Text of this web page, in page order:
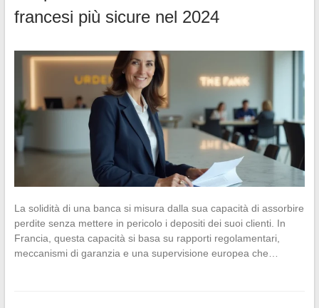
francesi più sicure nel 2024
La solidità di una banca si misura dalla sua capacità di assorbire
perdite senza mettere in pericolo i depositi dei suoi clienti. In
Francia, questa capacità si basa su rapporti regolamentari,
meccanismi di garanzia e una supervisione europea che…